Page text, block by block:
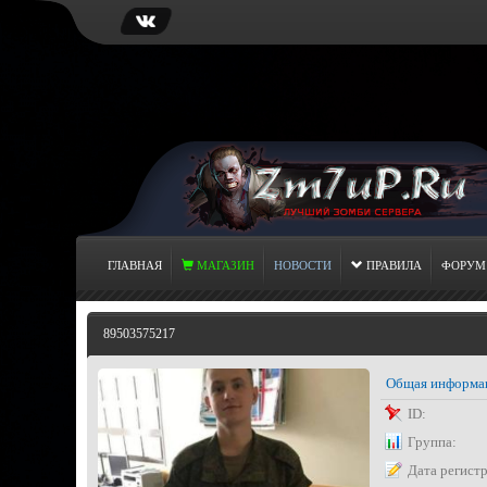
ГЛАВНАЯ МАГАЗИН НОВОСТИ ПРАВИЛА ФОРУМ
89503575217
Общая
ID:
Группа:
Дата